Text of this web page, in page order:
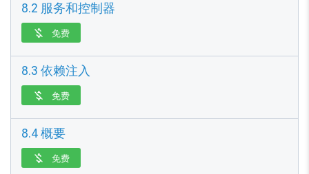
8.2 服务和控制器
 免费
8.3 依赖注入
 免费
8.4 概要
 免费